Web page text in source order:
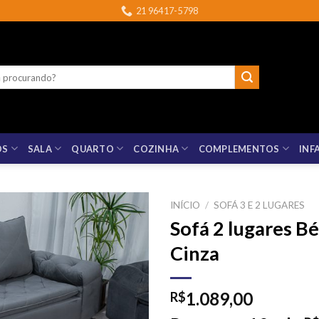
21 96417-5798
SALA QUARTO COZINHA COMPLEMENTOS
INÍCIO / SOFÁ 3 E 2 LUGARES
Sofá 2 lugares
Cinza
R$1.089,00